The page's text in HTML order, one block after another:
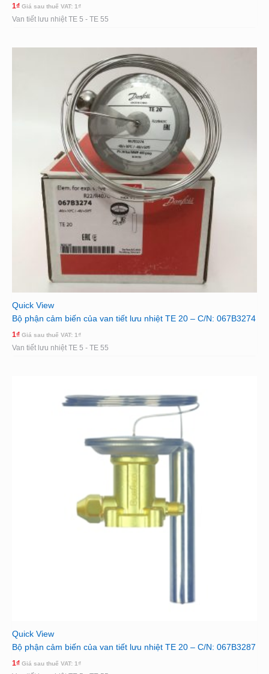
1₫ Giá sau thuế VAT: 1₫
Van tiết lưu nhiệt TE 5 - TE 55
Quick View
Bộ phận cảm biến của van tiết lưu nhiệt TE 20 – C/N: 067B3274
1₫ Giá sau thuế VAT: 1₫
Van tiết lưu nhiệt TE 5 - TE 55
Quick View
Bộ phận cảm biến của van tiết lưu nhiệt TE 20 – C/N: 067B3287
1₫ Giá sau thuế VAT: 1₫